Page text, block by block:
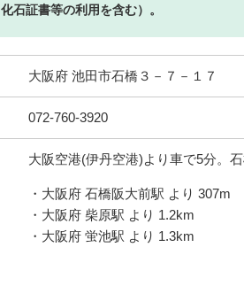
化石証書等の利用を含む）。
大阪府 池田市石橋３－７－１７
072-760-3920
大阪空港(伊丹空港)より車で5分。
・大阪府 石橋阪大前駅 より 307m
・大阪府 柴原駅 より 1.2km
・大阪府 蛍池駅 より 1.3km